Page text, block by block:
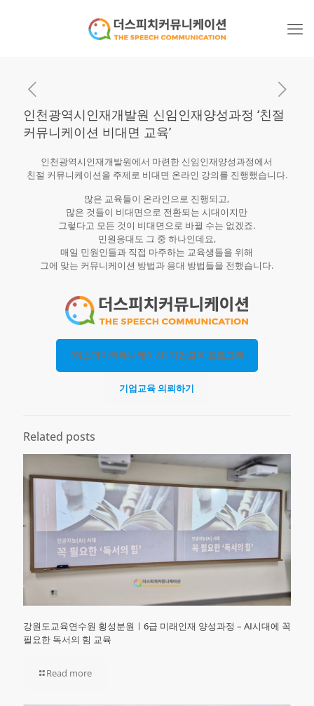
인천광역시인재개발원 신임인재양성과정 ‘친절
커뮤니케이션 비대면 교육’
인천광역시인재개발원에서 마련한 신임인재양성과정에서
친절 커뮤니케이션을 주제로 비대면 온라인 강의를 진행했습니다.
많은 교육들이 온라인으로 진행되고,
많은 것들이 비대면으로 전환되는 시대이지만
그렇다고 모든 것이 비대면으로 바뀔 수는 없겠죠.
민원응대도 그 중 하나인데요,
매일 민원인들과 직접 마주하는 교육생들을 위해
그에 맞는 커뮤니케이션 방법과 응대 방법들을 전했습니다.
[더스피치커뮤니케이션] 기업교육 프로그램
기업교육 의뢰하기
Related posts
강원도교육연수원 횡성분원ㅣ6급 미래인재 양성과정 – AI시대에 꼭
필요한 독서의 힘 교육
Read more